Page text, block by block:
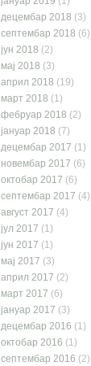
децембар 2018 (3)
септембар 2018 (6)
јун 2018 (2)
мај 2018 (3)
април 2018 (19)
март 2018 (1)
фебруар 2018 (2)
јануар 2018 (7)
децембар 2017 (1)
новембар 2017 (6)
октобар 2017 (6)
септембар 2017 (4)
август 2017 (4)
јул 2017 (1)
јун 2017 (1)
мај 2017 (3)
април 2017 (2)
март 2017 (6)
јануар 2017 (3)
децембар 2016 (1)
октобар 2016 (1)
септембар 2016 (2)